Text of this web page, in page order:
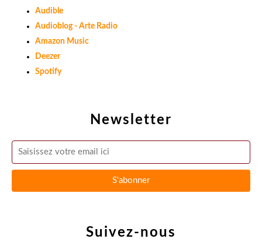
Newsletter
Suivez-nous
Audible
Audioblog - Arte Radio
Amazon Music
Deezer
Spotify